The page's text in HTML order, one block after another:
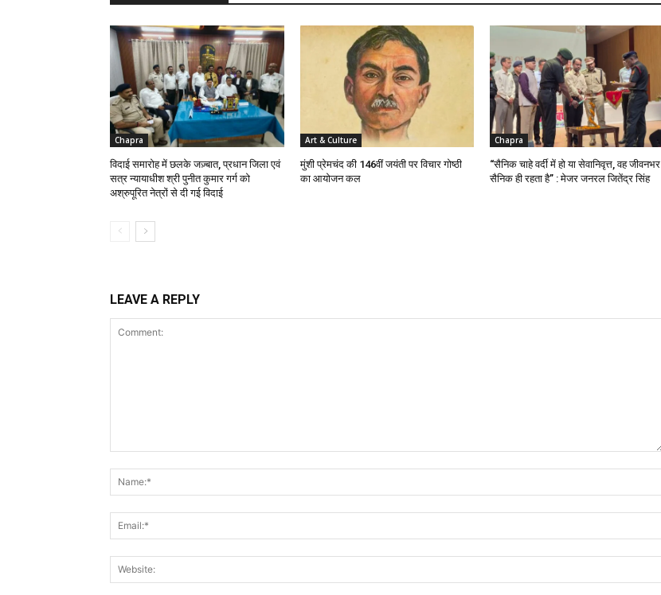
Chapra
विदाई समारोह में छलके जज़्बात, प्रधान जिला एवं
सत्र न्यायाधीश श्री पुनीत कुमार गर्ग को
अश्रुपूरित नेत्रों से दी गई विदाई
Art & Culture
मुंशी प्रेमचंद की 146वीं जयंती पर विचार गोष्ठी
का आयोजन कल
Chapra
“सैनिक चाहे वर्दी में हो या सेवानिवृत्त, वह जीवनभर
सैनिक ही रहता है” : मेजर जनरल जितेंद्र सिंह
LEAVE A REPLY